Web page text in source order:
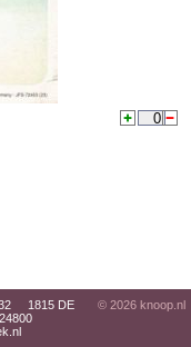
32 1815 DE
© 2026 knoop.nl